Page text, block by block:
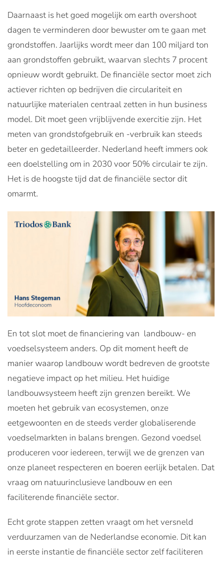
Daarnaast is het goed mogelijk om earth overshoot
dagen te verminderen door bewuster om te gaan met
grondstoffen. Jaarlijks wordt meer dan 100 miljard ton
aan grondstoffen gebruikt, waarvan slechts 7 procent
opnieuw wordt gebruikt. De financiële sector moet zich
actiever richten op bedrijven die circulariteit en
natuurlijke materialen centraal zetten in hun business
model. Dit moet geen vrijblijvende exercitie zijn. Het
meten van grondstofgebruik en -verbruik kan steeds
beter en gedetailleerder. Nederland heeft immers ook
een doelstelling om in 2030 voor 50% circulair te zijn.
Het is de hoogste tijd dat de financiële sector dit
omarmt.
En tot slot moet de financiering van landbouw- en
voedselsysteem anders. Op dit moment heeft de
manier waarop landbouw wordt bedreven de grootste
negatieve impact op het milieu. Het huidige
landbouwsysteem heeft zijn grenzen bereikt. We
moeten het gebruik van ecosystemen, onze
eetgewoonten en de steeds verder globaliserende
voedselmarkten in balans brengen. Gezond voedsel
produceren voor iedereen, terwijl we de grenzen van
onze planeet respecteren en boeren eerlijk betalen. Dat
vraag om natuurinclusieve landbouw en een
faciliterende financiële sector.
Echt grote stappen zetten vraagt om het versneld
verduurzamen van de Nederlandse economie. Dit kan
in eerste instantie de financiële sector zelf faciliteren